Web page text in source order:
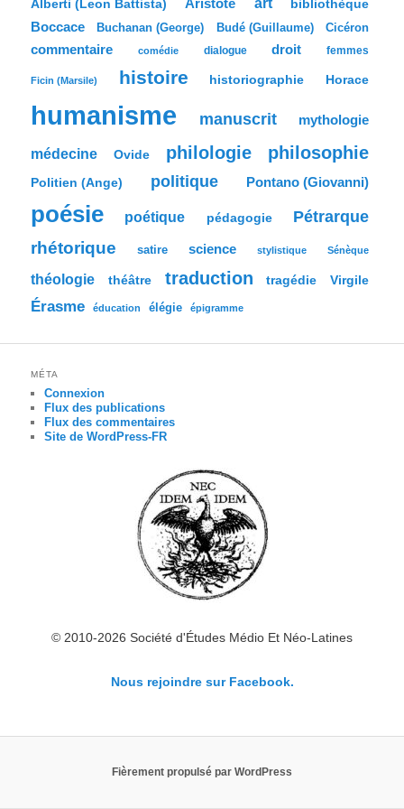
r
c
e
Alberti (Leon Battista) bibliothèque
Boccace Buchanan (George) Budé (Guillaume) Cicéron
commentaire comédie dialogue droit femmes
Ficin (Marsile) histoire historiographie Horace
humanisme manuscrit mythologie
médecine Ovide philologie philosophie
Politien (Ange) politique Pontano (Giovanni)
poésie poétique pédagogie Pétrarque
rhétorique satire science stylistique Sénèque
théologie théâtre traduction tragédie Virgile
Érasme éducation élégie épigramme
MÉTA
Connexion
Flux des publications
Flux des commentaires
Site de WordPress-FR
© 2010-2026 Société d'Études Médio Et Néo-Latines
Nous rejoindre sur Facebook.
Fièrement propulsé par WordPress